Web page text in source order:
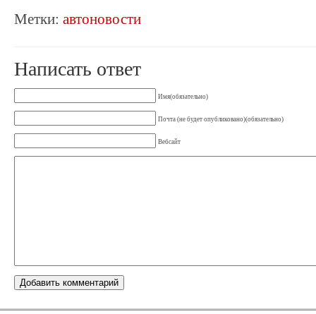
Метки: автоновости
Написать ответ
Имя(обязательно)
Почта (не будет опубликовано)(обязательно)
Вебсайт